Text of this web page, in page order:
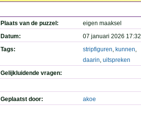
Plaats van de puzzel:
eigen maaksel
Datum:
07 januari 2026 17:32
Tags:
stripfiguren, kunnen,
daarin, uitspreken
Gelijkluidende vragen:
Geplaatst door: akoe